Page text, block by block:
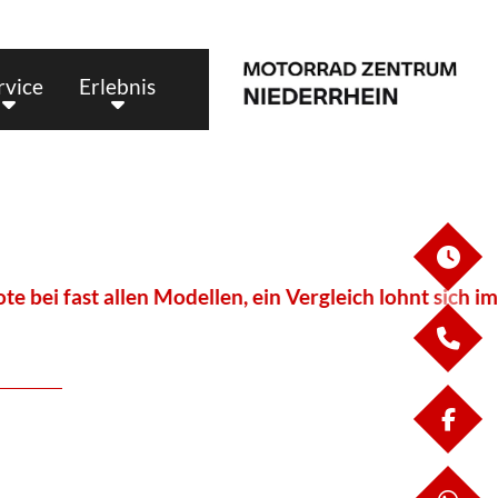
Erlebnis
bei fast allen Modellen, ein Vergleich lohnt sich